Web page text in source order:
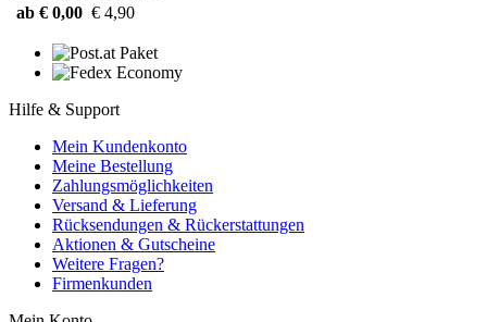
ab € 0,00 € 4,90
Hilfe & Support
Mein Kundenkonto
Meine Bestellung
Zahlungsmöglichkeiten
Versand & Lieferung
Rücksendungen & Rückerstattungen
Aktionen & Gutscheine
Weitere Fragen?
Firmenkunden